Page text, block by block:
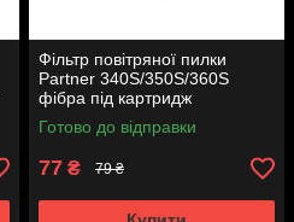
Фільтр повітряної пилки
Partner 340S/350S/360S
фібра під картридж
рельєфна
Готово до відправки
77 ₴ 79 ₴